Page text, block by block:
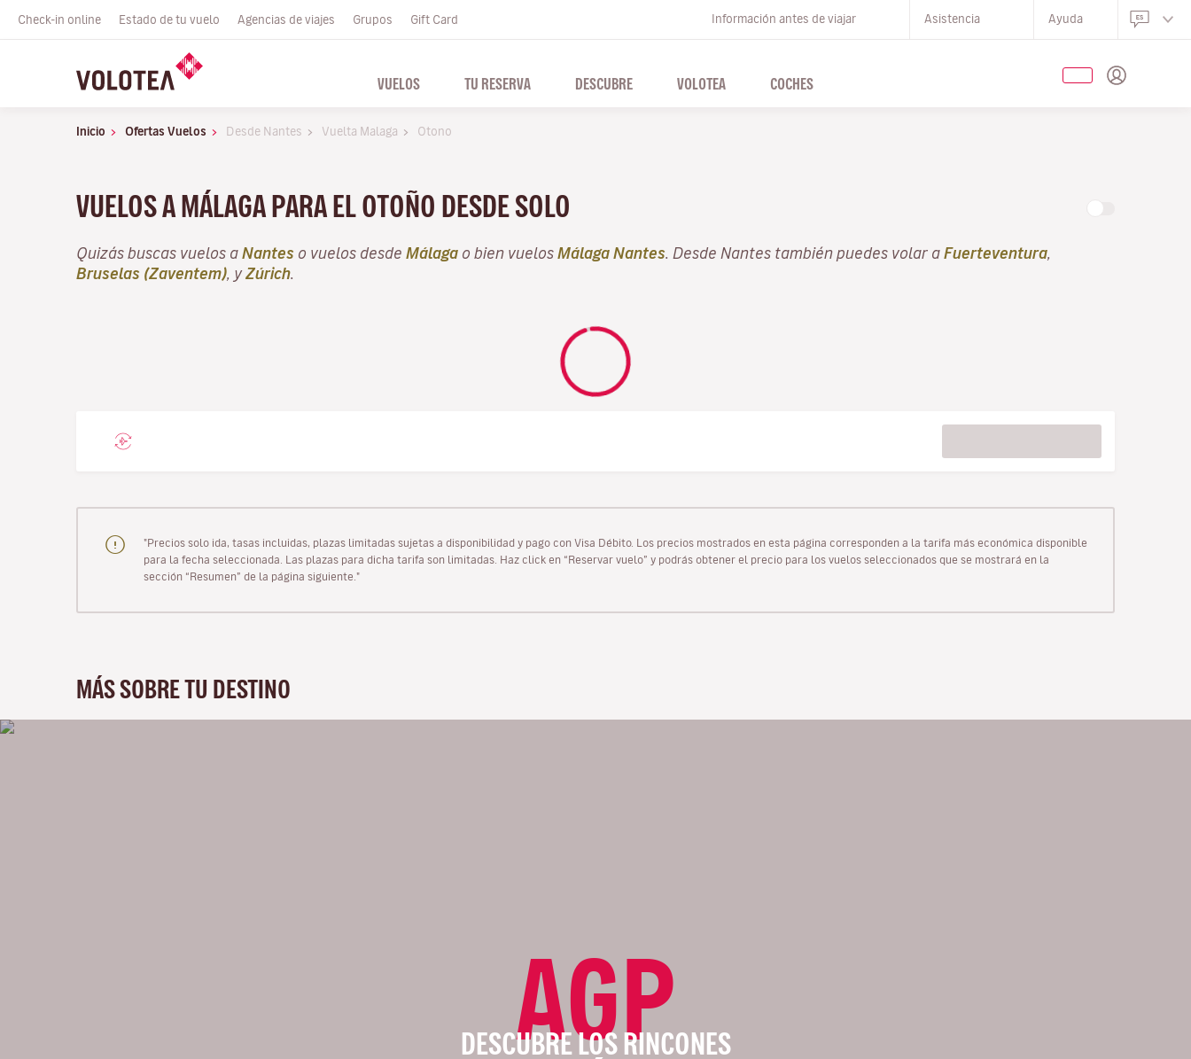
Check-in online Estado de tu vuelo Agencias de viajes Grupos Gift Card Información antes de viajar Asistencia Ayuda
VUELOS TU RESERVA DESCUBRE VOLOTEA COCHES
Inicio Ofertas Vuelos Desde Nantes Vuelta Malaga Otono
VUELOS A MÁLAGA PARA EL OTOÑO DESDE SOLO
Quizás buscas vuelos a Nantes o vuelos desde Málaga o bien vuelos Málaga Nantes . Desde Nantes también puedes volar a Fuerteventura
Bruselas (Zaventem) , yZúrich
"Precios solo ida, tasas incluidas, plazas limitadas sujetas a disponibilidad y pago con Visa Débito. Los precios mostrados en esta página corresponden a la tarifa más económica disponible
para la fecha seleccionada. Las plazas para dicha tarifa son limitadas. Haz click en “Reservar vuelo” y podrás obtener el precio para los vuelos seleccionados que se mostrará en la
sección “Resumen” de la página siguiente."
MÁS SOBRE TU DESTINO
AGP
DESCUBRE LOS RINCONES